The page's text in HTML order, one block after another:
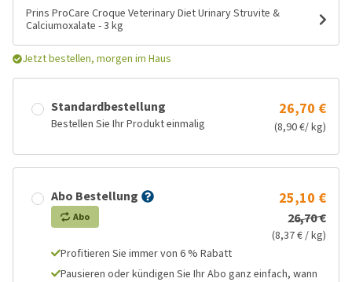
Prins ProCare Croque Veterinary Diet Urinary Struvite &
Calciumoxalate - 3 kg
Jetzt bestellen, morgen im Haus
Standardbestellung
Bestellen Sie Ihr Produkt einmalig
26,70 €
(8,90 €/ kg)
Abo Bestellung
Abo
25,10 €
26,70 €
(8,37 € / kg)
Profitieren Sie immer von 6 % Rabatt
Pausieren oder kündigen Sie Ihr Abo ganz einfach, wann